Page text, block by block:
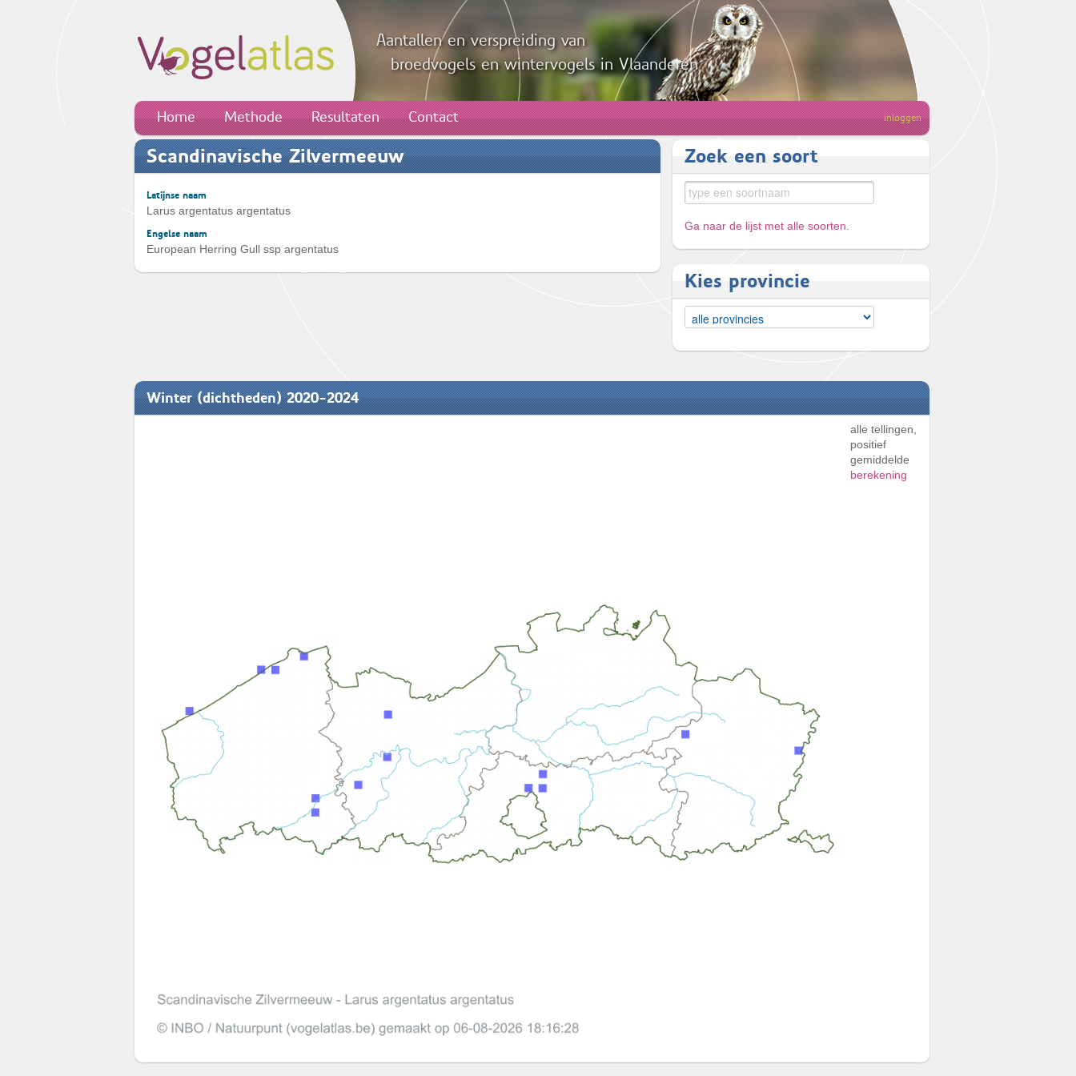
Aantallen en verspreiding van
broedvogels en wintervogels in Vlaanderen
Home Methode Resultaten Contact inloggen
Scandinavische Zilvermeeuw
Latijnse naam
Larus argentatus argentatus
Engelse naam
European Herring Gull ssp argentatus
Zoek een soort
Ga naar de lijst met alle soorten
Kies provincie
Winter (dichtheden) 2020-2024
alle tellingen,
positief
gemiddelde
berekening